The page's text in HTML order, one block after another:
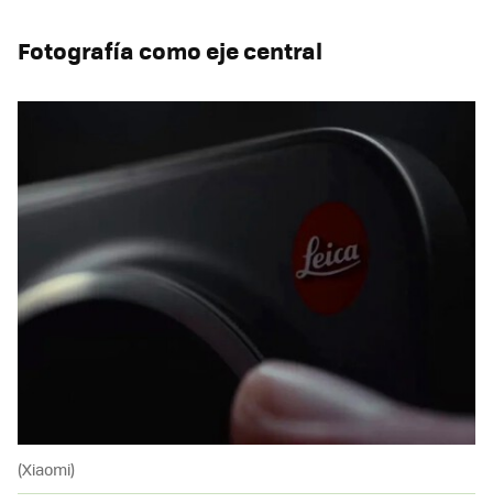
Fotografía como eje central
(Xiaomi)